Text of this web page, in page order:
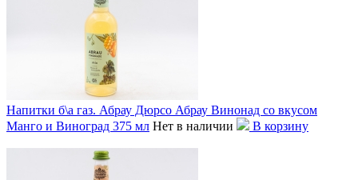
Напитки б\а газ. Абрау Дюрсо Абрау Винонад со вкусом
Манго и Виноград 375 мл Нет в наличии В корзину